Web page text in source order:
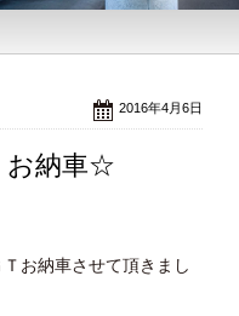
2016年4月6日
お納車☆
お納車させて頂きまし